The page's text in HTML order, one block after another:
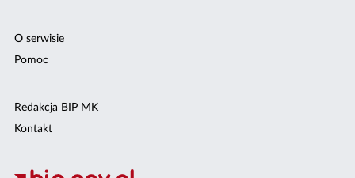
O serwisie
Pomoc
Redakcja BIP MK
Kontakt